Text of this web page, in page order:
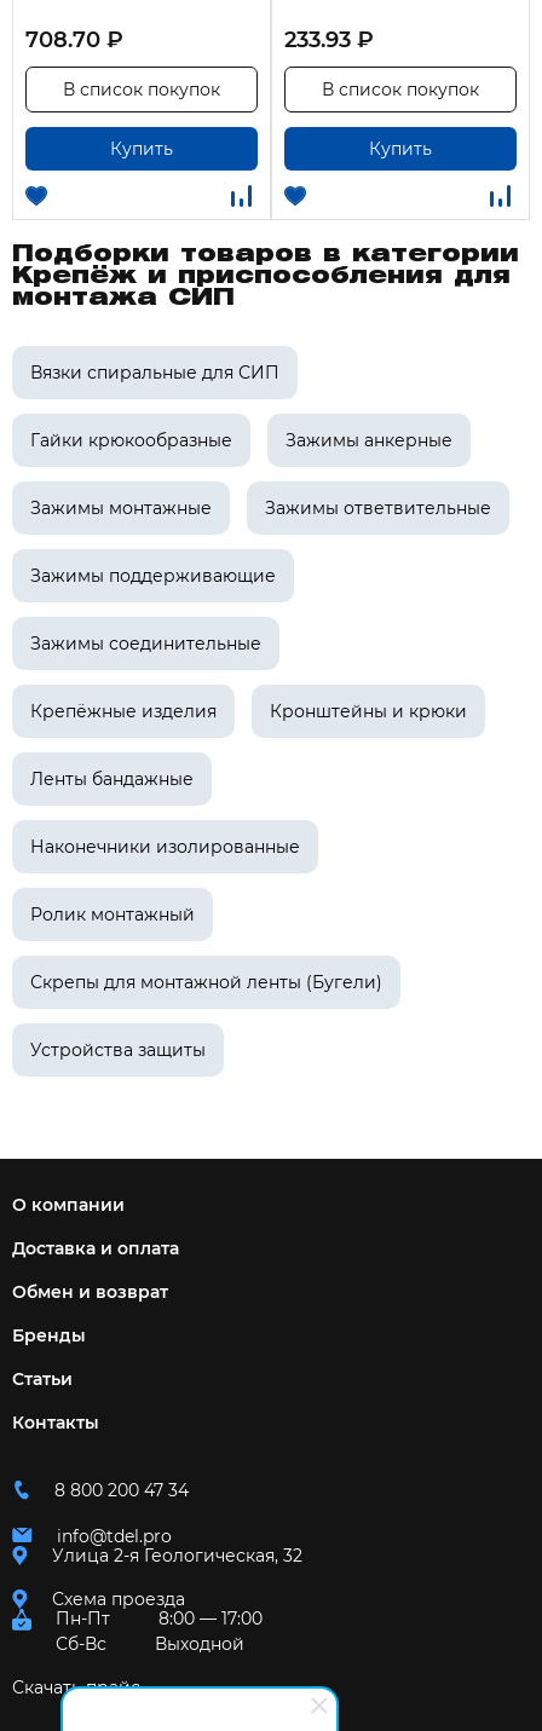
708.70 ₽
Купить
В список покупок
233.93 ₽
Купить
В список покупок
Подборки товаров в категории
Крепёж и приспособления для
монтажа СИП
Вязки спиральные для СИП
Гайки крюкообразные Зажимы анкерные
Зажимы монтажные Зажимы ответвительные
Зажимы поддерживающие
Зажимы соединительные
Крепёжные изделия Кронштейны и крюки
Ленты бандажные
Наконечники изолированные
Ролик монтажный
Скрепы для монтажной ленты (Бугели)
Устройства защиты
О компании
Доставка и оплата
Обмен и возврат
Бренды
Статьи
Контакты
8 800 200 47 34
info@tdel.pro
Улица 2-я Геологическая, 32
Схема проезда
Пн-Пт
8:00 — 17:00
Сб-Вс
Выходной
Скачать прайс